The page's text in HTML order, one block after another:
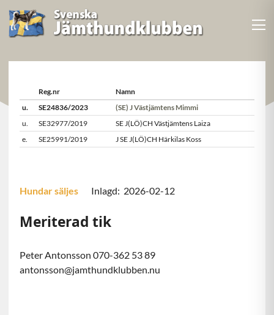
Reg.nr
Namn
u.
SE24836/2023
(SE) J Västjämtens Mimmi
u.
SE32977/2019
SE J(LÖ)CH Västjämtens Laiza
e.
SE25991/2019 J SE J(LÖ)CH Härkilas Koss
Hundar säljes Inlagd: 2026-02-12
Meriterad tik
Peter Antonsson 070-362 53 89
antonsson@jamthundklubben.nu